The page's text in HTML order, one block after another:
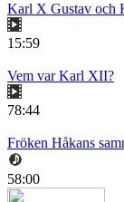
Karl X Gustav och
15:59
Vem var Karl XII?
78:44
Fröken Håkans
58:00